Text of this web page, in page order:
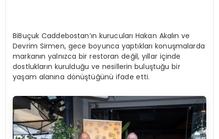
BiBuçuk Caddebostan’ın kurucuları Hakan Akalın ve
Devrim Sirmen, gece boyunca yaptıkları konuşmalarda
markanın yalnızca bir restoran değil, yıllar içinde
dostlukların kurulduğu ve nesillerin buluştuğu bir
yaşam alanına dönüştüğünü ifade etti.